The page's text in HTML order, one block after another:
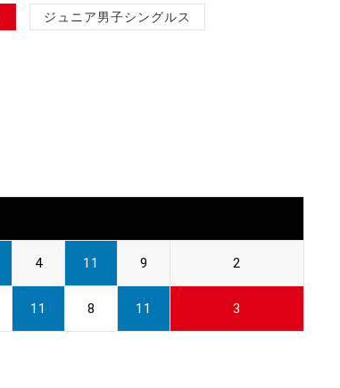
ジュニア男子シングルス
4 11 9 2
11 8 11 3